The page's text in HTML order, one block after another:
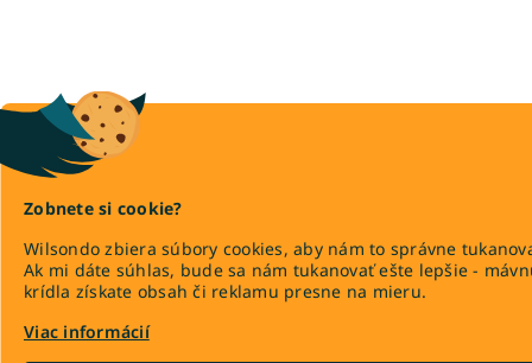
Zobnete si cookie?
Wilsondo zbiera súbory cookies, aby nám to správne
Ak mi dáte súhlas, bude sa nám tukanovať ešte lepšie -
krídla získate obsah či reklamu presne na mieru.
Viac informácií